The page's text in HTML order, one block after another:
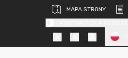
MAPA STRONY